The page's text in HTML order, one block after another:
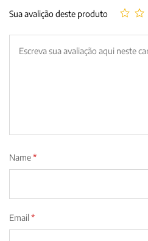
Sua avalição deste produto
Name*
Email *